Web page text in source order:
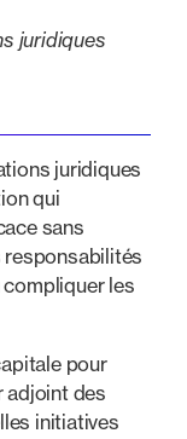
juridiques
juridiques
qui
sans
les
pour
adjoint des
initiatives